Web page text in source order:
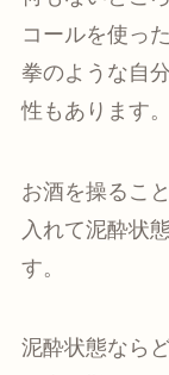
コールを使っ
拳のような自
性もあります。
お酒を操るこ
入れて泥酔状
す。
泥酔状態なら